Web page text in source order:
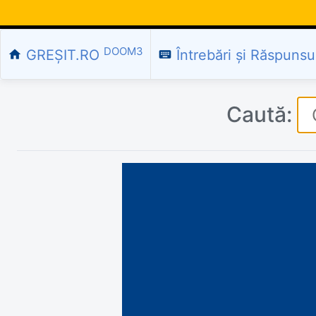
home GREȘIT.RO DOOM3 keyboard Întrebări și
Caută: